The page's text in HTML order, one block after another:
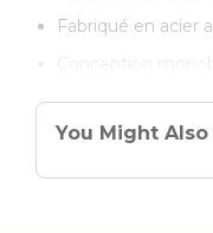
Fabriqué en acier
Conception
Assure un
You Might Also